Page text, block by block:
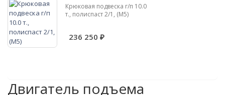
Крюковая подвеска г/п 10.0
т., полиспаст 2/1, (М5)
236 250 ₽
Двигатель подъема